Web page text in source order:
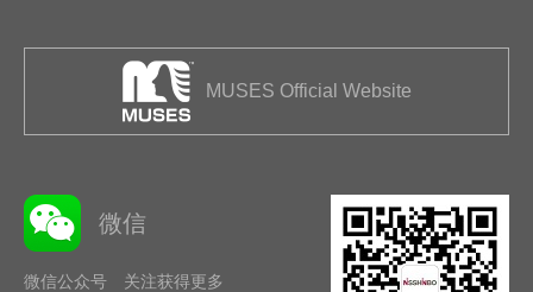
MUSES Official Website
微信
微信公众号 关注获得更多